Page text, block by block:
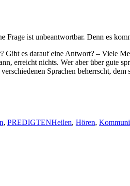
ist unbeant­wort­bar. Denn es
es darauf eine Antwort? – Viele
erre­icht nichts. Wer aber über
Sprachen beherrscht,
, PREDIGTENHeilen, Hören,